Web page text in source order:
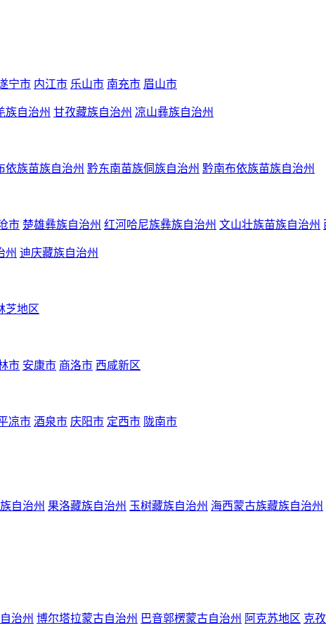
宁市 内江市 乐山市 南充市 眉山市
族自治州 甘孜藏族自治州 凉山彝族自治州
依族苗族自治州 黔东南苗族侗族自治州 黔南布依族苗族自治州
市 楚雄彝族自治州 红河哈尼族彝族自治州 文山壮族苗族自治州
州 迪庆藏族自治州
芝地区
市 安康市 商洛市 西咸新区
凉市 酒泉市 庆阳市 定西市 陇南市
自治州 果洛藏族自治州 玉树藏族自治州 海西蒙古族藏族自治州
治州 博尔塔拉蒙古自治州 巴音郭楞蒙古自治州 阿克苏地区 克